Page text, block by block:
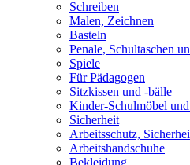
Schreiben
Malen, Zeichnen
Basteln
Penale, Schultaschen
Spiele
Für Pädagogen
Sitzkissen und -bälle
Kinder-Schulmöbel
Sicherheit
Arbeitsschutz,
Arbeitshandschuhe